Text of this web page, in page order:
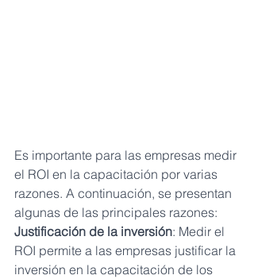
Es importante para las empresas medir
el ROI en la capacitación por varias
razones. A continuación, se presentan
algunas de las principales razones:
Justificación de la inversión: Medir el
ROI permite a las empresas justificar la
inversión en la capacitación de los